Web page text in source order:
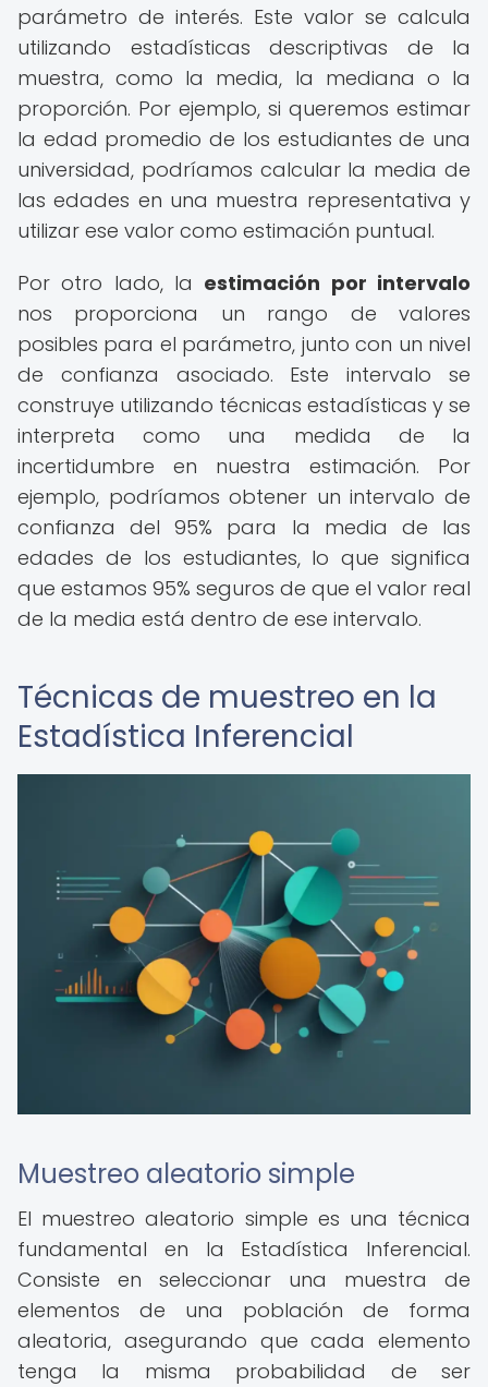
parámetro de interés. Este valor se calcula
utilizando estadísticas descriptivas de la
muestra, como la media, la mediana o la
proporción. Por ejemplo, si queremos estimar
la edad promedio de los estudiantes de una
universidad, podríamos calcular la media de
las edades en una muestra representativa y
utilizar ese valor como estimación puntual.
Por otro lado, la estimación por intervalo
nos proporciona un rango de valores
posibles para el parámetro, junto con un nivel
de confianza asociado. Este intervalo se
construye utilizando técnicas estadísticas y se
interpreta como una medida de la
incertidumbre en nuestra estimación. Por
ejemplo, podríamos obtener un intervalo de
confianza del 95% para la media de las
edades de los estudiantes, lo que significa
que estamos 95% seguros de que el valor real
de la media está dentro de ese intervalo.
Técnicas de muestreo en la
Estadística Inferencial
Muestreo aleatorio simple
El muestreo aleatorio simple es una técnica
fundamental en la Estadística Inferencial.
Consiste en seleccionar una muestra de
elementos de una población de forma
aleatoria, asegurando que cada elemento
tenga la misma probabilidad de ser